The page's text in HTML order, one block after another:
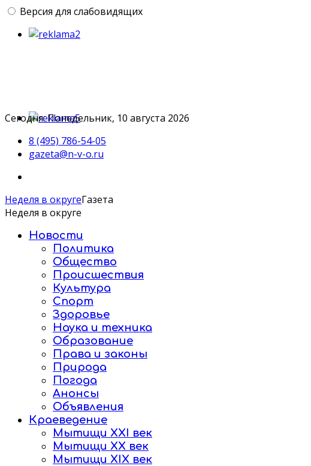
Версия для слабовидящих
Сегодня: Понедельник, 10 августа 2026
8 (495) 786-54-05
gazeta@n-v-o.ru
Неделя в округеГазета
Неделя в округе
Новости
Политика
Общество
Происшествия
Культура
Спорт
Здоровье
Наука и техника
Образование
Права и законы
Природа
Погода
Анонсы
Объявления
Краеведение
Мытищи XXI век
Мытищи XX век
Мытищи XIX век